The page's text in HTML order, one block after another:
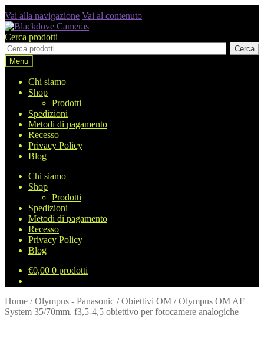
Vai alla navigazione Vai al contenuto
Cerca prodotti
Cerca
Menu
Chi siamo
Shop
Prodotti
Spedizioni
Metodi di pagamento
Recesso
Privacy Policy
Blog
Chi siamo
Shop
Prodotti
Spedizioni
Metodi di pagamento
Recesso
Privacy Policy
Blog
€0,00 0 prodotti
Home /Olympus - Panasonic /Obiettivi OM /Olympus OM AF
System 35/70mm. f3,5-4,5 obiettivo per fotocamere analogiche